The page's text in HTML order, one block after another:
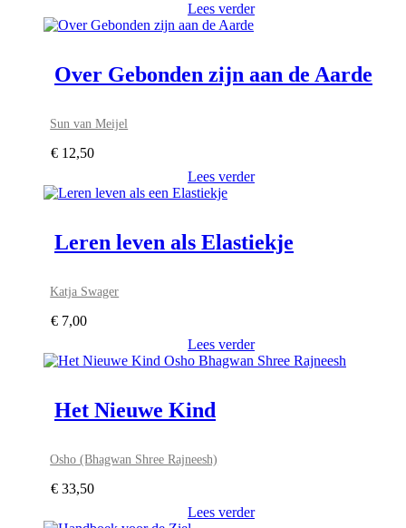
Lees verder
Over Gebonden zijn aan de Aarde
Sun van Meijel
€ 12,50
Lees verder
Leren leven als Elastiekje
Katja Swager
€ 7,00
Lees verder
Het Nieuwe Kind
Osho (Bhagwan Shree Rajneesh)
€ 33,50
Lees verder